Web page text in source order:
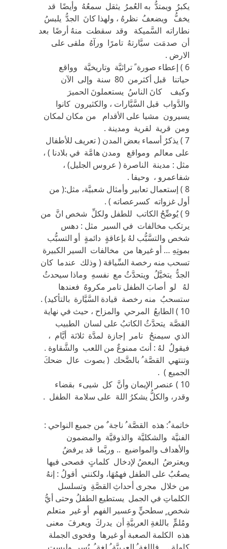
يكبرُ ويمتدُّ به العُمرُ يثقل سمعُهُ وأيضًا قد
يخفُّ ويضعفُ نظرهُ ، ولهذا كانَ الجدُّ يلبسُ
نطاراته السَّميكة وقد سقطت منهُ أرضًا بعد
أن صدمَت سيَّارتهُ تامرًا ورآهُ ملقى على
الارض .
6 ) إعطاء صورة ً تراثيَّة وتاريخيَّة وواقع
حياتنا قبل أكثرمن 80 سنة وإلى الآن
وكيف كانَ الناسُ يستعملونَ الحميرَ
والدَّواب قبل السَّيَّارات ، والكثيرون كانوا
يسيرون مشيا على الأقدام من مكان لمكان
ومن قرية لقرية ومدينة .
7 ) يذكرُ أسماء بعض المدن ( تعريف للأطفال
على معالم ومواقع ومدن هامَّة في بلادنا ) ،
مثل : مدينة الناصرة ( عروس الجليل) ،
شفاعمرو ، وحيفا .
8 ) إستعمال تعابير وأمثال شعبيَّة، مثل:( من
أول غزواته كسرعصاته ) .
9 ) يُوضِّحُ الكاتب للطفل ولكلِّ شخص انَّ من
يرتكب مخالفات في السير مثل : دهس
شخص والتسَّبُّب لهُ بإعاقةٍ دائمةٍ أو التسبُّب
بموتِهِ … أو غيرها من مخالفات السير الكبيرة
تسحب منه رخصة السِّياقة ( وذلك عندما كان
الجدُّ يتخيَّلُ ويتحدَّثُ مع نفسهِ وماذا سيحدثُ
لهُ لو أصابَ الطفل تامر مكروهٌ فعندها
ستسحبُ منه رخصة قيادة السَّيَّارة بالتأكيد) .
10 ) الطابعُ المرحي والمزاح ، حيث في نهاية
القصَّة يتحدَّثُ الكاتبُ على لسان الطبيب
الذي سيمنحُ تامر إجازة لمدَّة ثلاثة أيَّام ،
فيقولُ لهُ : أنتَ ممنوعٌ من اللعب والشَّقاوة .
وتنتهي القصَّة ُ بالضَّحك ( بصوت عال ضحكَ
الجميع ) .
10 ) عنصر الإيمان وأنَّ كل شيىء بقضاء
وقدر، والكلُّ يشكرُ اللهَ على سلامة الطفل .
خاتمة ٌ: هذه القصَّة ُ ناجة ٌ من جميع النواحي :
الفنيَّة والشكليَّة والذوقيَّة والمضمون
والأهداف والمواضيع .. وربَّما قد يرفضُ
ويعترضُ البعضُ لإدخال كلماتٍ فصحى فيها
يصعُبُ على الطفل فهمُهَا، ولكنني أقولُ : إنهُ
من خلال مجرى أحداثِ القصَّةِ وتسلسل
الكلماتِ في الجمل يستطيع الطفلُ وحتى أيُّ
شخص ٍ سطحيٍّ وعسير الفهم أو غير متعلم
ومُلمٍّ باللغةِ العربيَّةِ أن يدركَ ويعرفَ معنى
هذه الكلمة الصعبة أو غيرها وفحوى الجملة